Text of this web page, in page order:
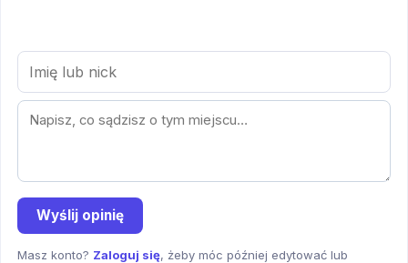
Wyślij opinię
Masz konto? Zaloguj się, żeby móc później edytować lub